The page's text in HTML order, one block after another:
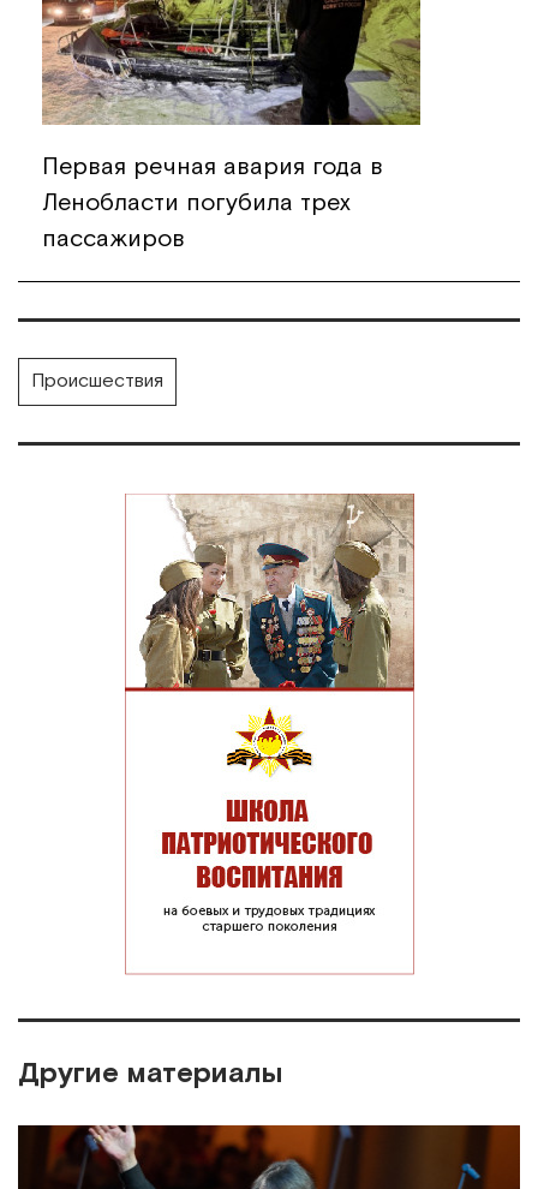
Первая речная авария года в
Ленобласти погубила трех
пассажиров
Происшествия
Другие материалы